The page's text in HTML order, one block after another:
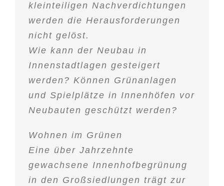
kleinteiligen Nachverdichtungen
werden die Herausforderungen
nicht gelöst.
Wie kann der Neubau in
Innenstadtlagen gesteigert
werden? Können Grünanlagen
und Spielplätze in Innenhöfen vor
Neubauten geschützt werden?
Wohnen im Grünen
Eine über Jahrzehnte
gewachsene Innenhofbegrünung
in den Großsiedlungen trägt zur